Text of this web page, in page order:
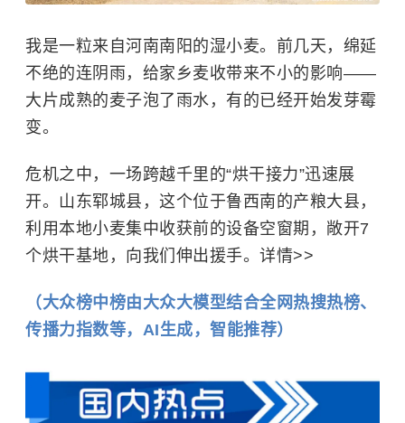
我是一粒来自河南南阳的湿小麦。前几天，绵延
不绝的连阴雨，给家乡麦收带来不小的影响——
大片成熟的麦子泡了雨水，有的已经开始发芽霉
变。
危机之中，一场跨越千里的“烘干接力”迅速展
开。山东郓城县，这个位于鲁西南的产粮大县，
利用本地小麦集中收获前的设备空窗期，敞开7
个烘干基地，向我们伸出援手。详情>>
（大众榜中榜由大众大模型结合全网热搜热榜、
传播力指数等，AI生成，智能推荐）